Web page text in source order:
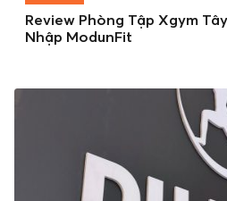
Review Phòng Tập Xgym
Nhập ModunFit